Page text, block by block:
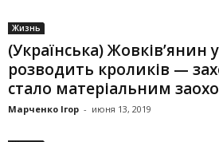
Жизнь
(Українська) Жовків’янин
розводить кроликів —
стало матеріальним
Марченко Ігор - июня 13, 2019